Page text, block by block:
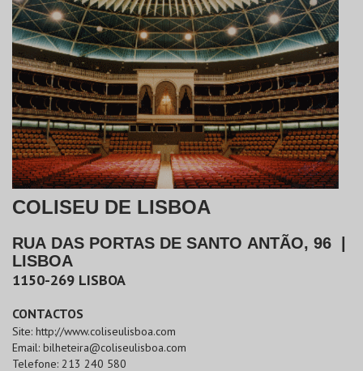
CARTÕES
PRODUTOS
COLISEU DE LISBOA
RUA DAS PORTAS DE SANTO ANTÃO, 96
LISBOA
1150-269 LISBOA
CONTACTOS
Site: http://www.coliseulisboa.com
Email: bilheteira@coliseulisboa.com
Telefone: 213 240 580